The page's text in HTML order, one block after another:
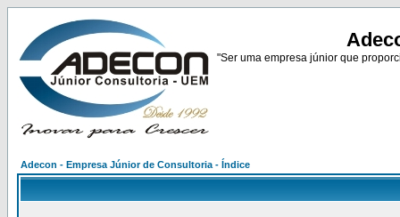
"Ser uma empresa júnior que
Adecon - Empresa Júnior de Consultoria - Índice